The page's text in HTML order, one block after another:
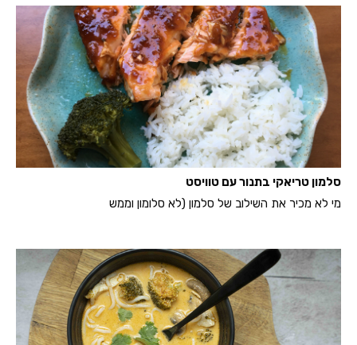
סלמון טריאקי בתנור עם טוויסט
מי לא מכיר את השילוב של סלמון (לא סלומון וממש